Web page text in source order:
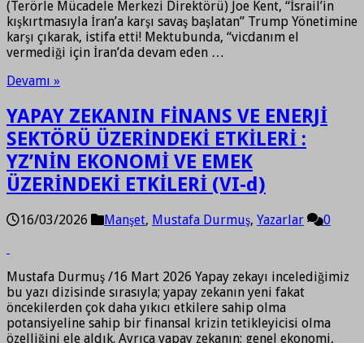
(Terörle Mücadele Merkezi Direktörü) Joe Kent, “İsrail’in
kışkırtmasıyla İran’a karşı savaş başlatan” Trump Yönetimine
karşı çıkarak, istifa etti! Mektubunda, “vicdanım el
vermediği için İran’da devam eden …
Devamı »
YAPAY ZEKANIN FİNANS VE ENERJİ
SEKTÖRÜ ÜZERİNDEKİ ETKİLERİ :
YZ’NİN EKONOMİ VE EMEK
ÜZERİNDEKİ ETKİLERİ (VI-d)
16/03/2026 Manşet, Mustafa Durmuş, Yazarlar 0
Mustafa Durmuş /16 Mart 2026 Yapay zekayı incelediğimiz
bu yazı dizisinde sırasıyla; yapay zekanın yeni fakat
öncekilerden çok daha yıkıcı etkilere sahip olma
potansiyeline sahip bir finansal krizin tetikleyicisi olma
özelliğini ele aldık. Ayrıca yapay zekanın; genel ekonomi,